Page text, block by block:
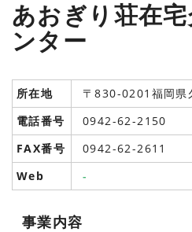
あおぎり荘在
ンター
所在地
〒830-0201福岡県
電話番号
0942-62-2150
FAX番号
0942-62-2611
Web
-
事業内容